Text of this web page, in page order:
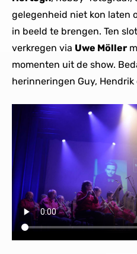
gelegenheid niet kon laten
in beeld te brengen. Ten
verkregen via Uwe Möller
momenten uit de show.
herinneringen Guy, Hendrik